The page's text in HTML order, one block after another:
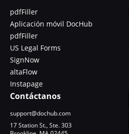
pdfFiller
Aplicación móvil DocHub
pdfFiller
US Legal Forms
SignNow
altaFlow
Instapage
Contáctanos
support@dochub.com
17 Station St., Ste. 303